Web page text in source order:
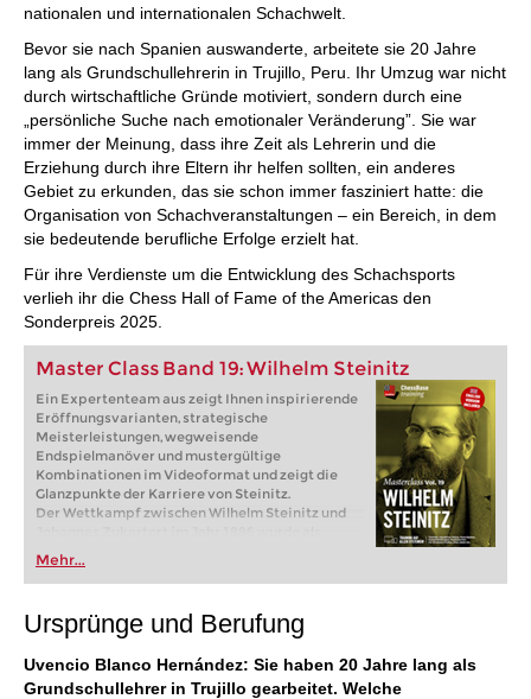
nationalen und internationalen Schachwelt.
Bevor sie nach Spanien auswanderte, arbeitete sie 20 Jahre
lang als Grundschullehrerin in Trujillo, Peru. Ihr Umzug war nicht
durch wirtschaftliche Gründe motiviert, sondern durch eine
„persönliche Suche nach emotionaler Veränderung”. Sie war
immer der Meinung, dass ihre Zeit als Lehrerin und die
Erziehung durch ihre Eltern ihr helfen sollten, ein anderes
Gebiet zu erkunden, das sie schon immer fasziniert hatte: die
Organisation von Schachveranstaltungen – ein Bereich, in dem
sie bedeutende berufliche Erfolge erzielt hat.
Für ihre Verdienste um die Entwicklung des Schachsports
verlieh ihr die Chess Hall of Fame of the Americas den
Sonderpreis 2025.
Master Class Band 19: Wilhelm Steinitz
Ein Expertenteam aus zeigt Ihnen inspirierende
Eröffnungsvarianten, strategische
Meisterleistungen, wegweisende
Endspielmanöver und mustergültige
Kombinationen im Videoformat und zeigt die
Glanzpunkte der Karriere von Steinitz.
Der Wettkampf zwischen Wilhelm Steinitz und
erster Schachwettkampf um die
„Weltmeisterschaft im Schach“ geführt. Steinitz
gewann und wird seitdem als erster offizieller
Kostenloses Videobeispiel:Die Steinitzsche
Kostenloses Videobeispiel:Strategie Einführung
Mehr...
Ursprünge und Berufung
Uvencio Blanco Hernández: Sie haben 20 Jahre lang als
Grundschullehrer in Trujillo gearbeitet. Welche